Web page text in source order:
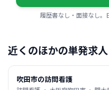
履歴書なし・面接なし
近くのほかの単発求人
吹田市の訪問看護